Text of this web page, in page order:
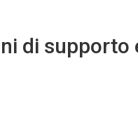
di supporto